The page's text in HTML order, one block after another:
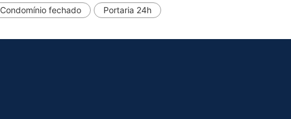
Condomínio fechado Portaria 24h